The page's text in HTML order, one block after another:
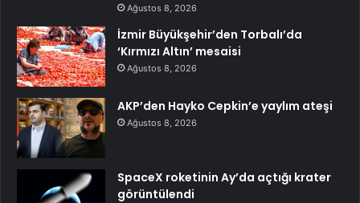
Ağustos 8, 2026
İzmir Büyükşehir’den Torbalı’da
‘Kırmızı Altın’ mesaisi
Ağustos 8, 2026
AKP’den Hayko Cepkin’e yaylım ateşi
Ağustos 8, 2026
SpaceX roketinin Ay’da açtığı krater
görüntülendi